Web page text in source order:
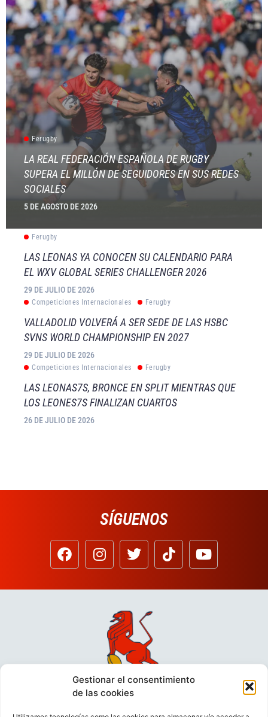
Gestionar el consentimiento
de las cookies
Ferugby
LA REAL FEDERACIÓN ESPAÑOLA DE RUGBY
SUPERA EL MILLÓN DE SEGUIDORES EN SUS REDES
SOCIALES
5 DE AGOSTO DE 2026
Ferugby
LAS LEONAS YA CONOCEN SU CALENDARIO PARA
EL WXV GLOBAL SERIES CHALLENGER 2026
29 DE JULIO DE 2026
Competiciones Internacionales Ferugby
VALLADOLID VOLVERÁ A SER SEDE DE LAS HSBC
SVNS WORLD CHAMPIONSHIP EN 2027
29 DE JULIO DE 2026
Competiciones Internacionales Ferugby
LAS LEONAS7S, BRONCE EN SPLIT MIENTRAS QUE
LOS LEONES7S FINALIZAN CUARTOS
26 DE JULIO DE 2026
SÍGUENOS